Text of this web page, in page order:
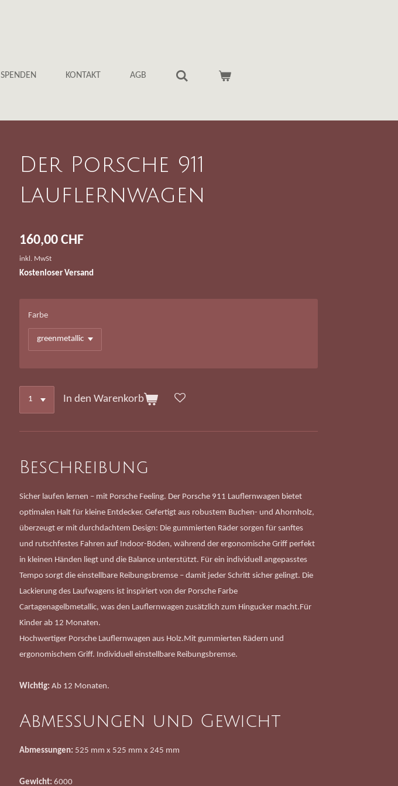
SPENDEN KONTAKT AGB
Der Porsche 911
Lauflernwagen
160,00 CHF
inkl. MwSt
Kostenloser Versand
Farbe
In den Warenkorb
Beschreibung
Sicher laufen lernen – mit Porsche Feeling. Der Porsche 911 Lauflernwagen bietet
optimalen Halt für kleine Entdecker. Gefertigt aus robustem Buchen- und Ahornholz,
überzeugt er mit durchdachtem Design: Die gummierten Räder sorgen für sanftes
und rutschfestes Fahren auf Indoor-Böden, während der ergonomische Griff perfekt
in kleinen Händen liegt und die Balance unterstützt. Für ein individuell angepasstes
Tempo sorgt die einstellbare Reibungsbremse – damit jeder Schritt sicher gelingt. Die
Lackierung des Laufwagens ist inspiriert von der Porsche Farbe
Cartagenagelbmetallic, was den Lauflernwagen zusätzlich zum Hingucker macht.Für
Kinder ab 12 Monaten.
Hochwertiger Porsche Lauflernwagen aus Holz.Mit gummierten Rädern und
ergonomischem Griff. Individuell einstellbare Reibungsbremse.
Wichtig: Ab 12 Monaten.
Abmessungen und Gewicht
Abmessungen: 525 mm x 525 mm x 245 mm
Gewicht: 6000